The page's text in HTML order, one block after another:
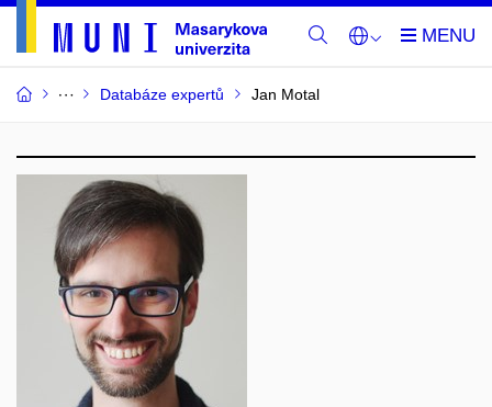
Databáze expertů Jan Motal